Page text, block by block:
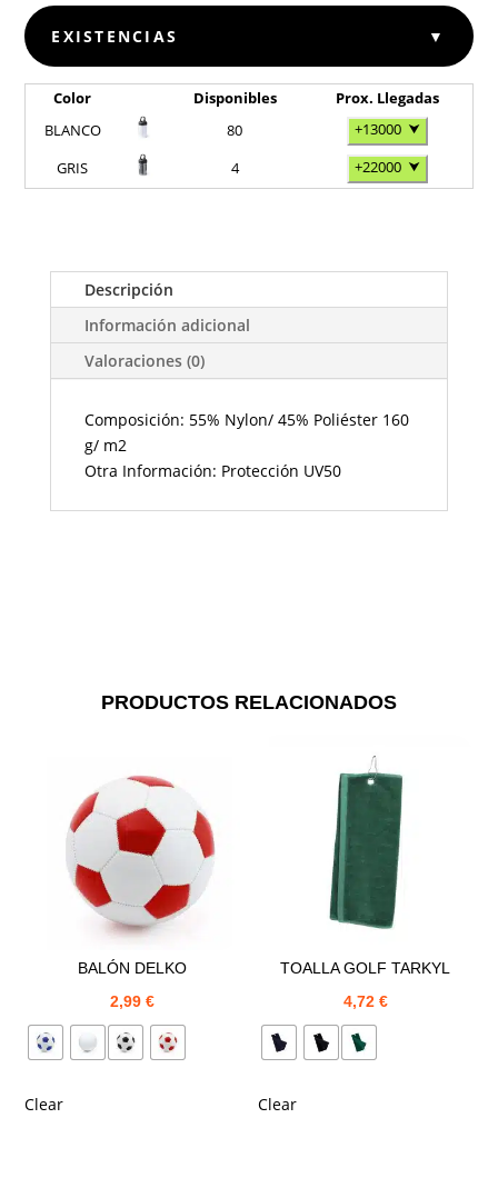
EXISTENCIAS ▼
Color Disponibles
Prox. Llegadas
BLANCO
80 +13000 ⮟
GRIS
4 +22000 ⮟
Descripción
Información adicional
Valoraciones (0)
Composición: 55% Nylon/ 45% Poliéster 160
g/ m2
Otra Información: Protección UV50
PRODUCTOS RELACIONADOS
BALÓN DELKO
2,99€
Clear
TOALLA GOLF TARKYL
4,72 €
Clear